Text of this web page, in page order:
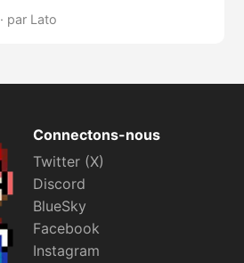
· par Lato
Connectons-nous
Twitter (X)
Discord
BlueSky
Facebook
Instagram